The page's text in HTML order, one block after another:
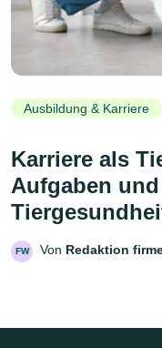
Ausbildung & Karriere
Karriere als
Aufgaben
FW Von Redaktion